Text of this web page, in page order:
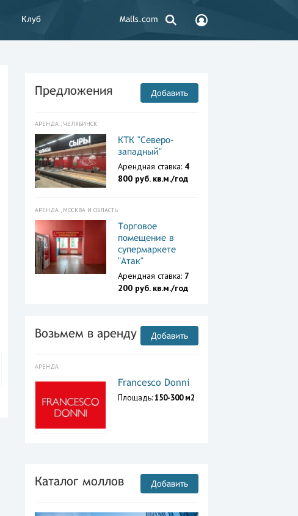
Клуб Malls.com
Предложения Добавить
АРЕНДА , ЧЕЛЯБИНСК
КТК "Северо-
западный"
Арендная ставка: 4
800 руб. кв.м./год
АРЕНДА , МОСКВА И ОБЛАСТЬ
Торговое
помещение в
супермаркете
"Атак"
Арендная ставка: 7
200 руб. кв.м./год
Возьмем в аренду Добавить
АРЕНДА
Francesco Donni
Площадь:150-300 м2
Каталог моллов Добавить